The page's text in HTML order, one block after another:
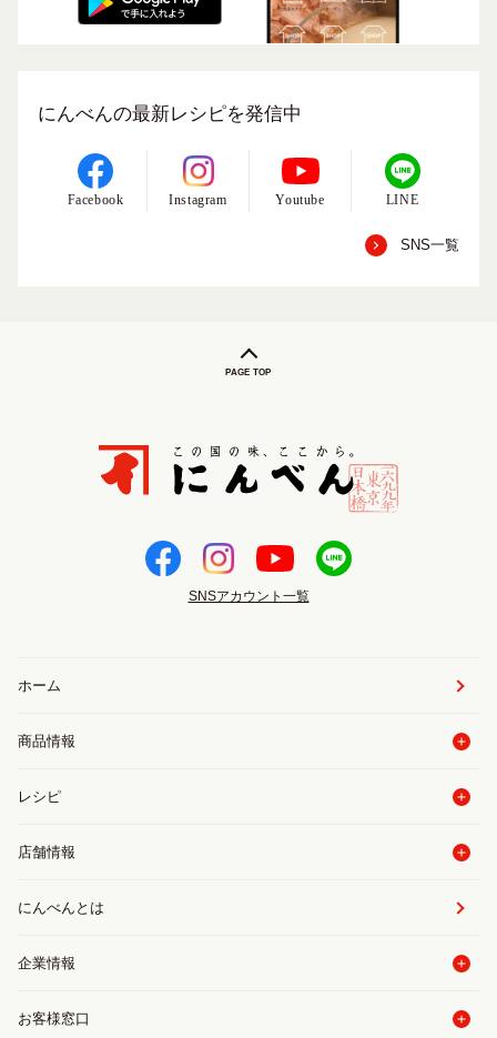
にんべんの最新レシピを発信中
Facebook Instagram Youtube LINE
SNS一覧
PAGE TOP
SNSアカウント一覧
ホーム
商品情報
レシピ
店舗情報
にんべんとは
企業情報
お客様窓口